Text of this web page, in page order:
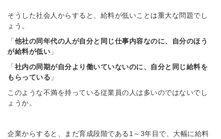
そうした社会人からすると、給料が低いことは重大な問題でし
ょう。
「他社の同年代の人が自分と同じ仕事内容なのに、自分のほう
が給料が低い 」
「社内の同期が自分より働いていないのに、自分と同じ給料を
もらっている 」
このような不満を持っている従業員の人は多いのではないでし
ょうか。
企業からすると、まだ育成段階である1～3年目で、大幅に給料